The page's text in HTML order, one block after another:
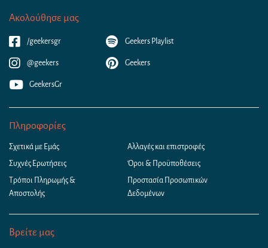
Ακολούθησε μας
/geekersgr
@geekers
GeekersGr
Geekers Playlist
Geekers
Πληροφορίες
Σχετικά με Εμάς
Συχνές Ερωτήσεις
Τρόποι Πληρωμής &
Αποστολής
Αλλαγές και επιστροφές
Όροι & Προϋποθέσεις
Προστασία Προσωπικών
Δεδομένων
Βρείτε μας